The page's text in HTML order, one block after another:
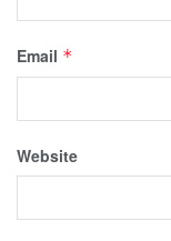
Email *
Website